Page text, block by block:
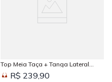
Top Meia Taça + Tanga Lateral
Larga Estampada Sun Kissed
R$ 239,90